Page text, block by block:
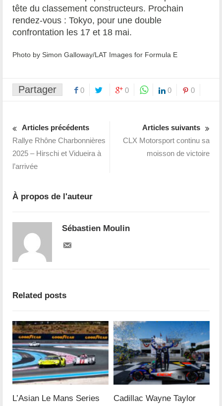
tête du classement constructeurs. Prochain
rendez-vous : Tokyo, pour une double
confrontation les 17 et 18 mai.
Photo by Simon Galloway/LAT Images for Formula E
Partager 0 0 0 0
Articles précédents
Rallye Rhône Charbonnières
2025 – Hirschi et Vidueira à
l’arrivée
Articles suivants
CLX Motorsport continu sa
moisson de victoire
À propos de l'auteur
Sébastien Moulin
Related posts
L’Asian Le Mans Series
Cadillac Wayne Taylor